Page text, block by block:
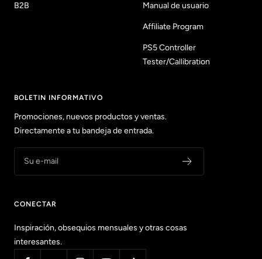
B2B Manual de usuario
Affiliate Program
PS5 Controller
Tester/Callibration
BOLETIN INFORMATIVO
Promociones, nuevos productos y ventas.
Directamente a tu bandeja de entrada.
Su e-mail
CONECTAR
Inspiración, obsequios mensuales y otras cosas
interesantes.